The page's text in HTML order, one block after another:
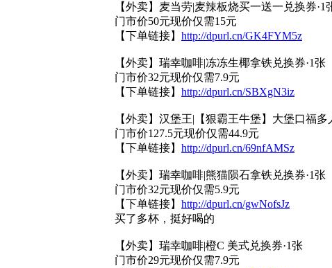
【外卖】麦当劳|麦辣板烧买一送一兑换券·1
门市价50元现价仅需15元
【下单链接】 http://dpurl.cn/GK4FYM5z
【外卖】瑞幸咖啡|冻冻生椰拿铁兑换券·1张
门市价32元现价仅需7.9元
【下单链接】 http://dpurl.cn/SBXgN3iz
【外卖】汉堡王|【狠霸王牛堡】大堡口福多
门市价127.5元现价仅需44.9元
【下单链接】 http://dpurl.cn/69nfAMSz
【外卖】瑞幸咖啡|熊猫陨石拿铁兑换券·1张
门市价32元现价仅需5.9元
【下单链接】 http://dpurl.cn/gwNofsJz
买了多杯，挺好喝的
【外卖】瑞幸咖啡|橙C 美式兑换券·1张
门市价29元现价仅需7.9元